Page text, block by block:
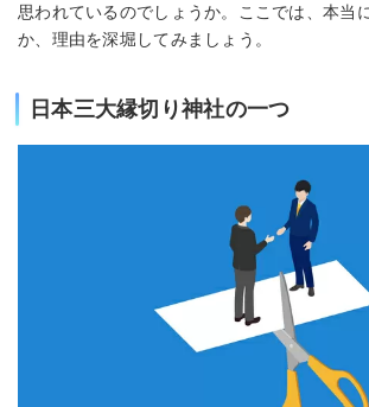
思われているのでしょうか。ここでは、本当
か、理由を深堀してみましょう。
日本三大縁切り神社の一つ